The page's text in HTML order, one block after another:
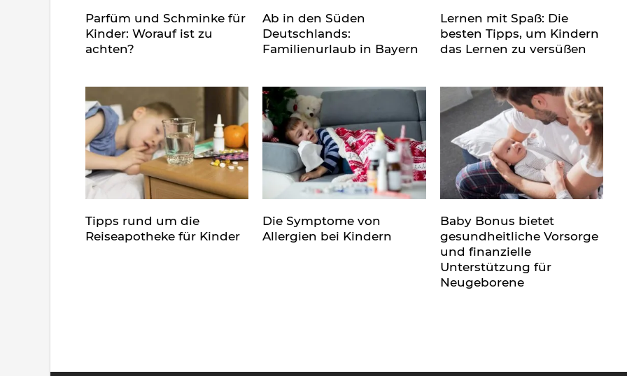
Parfüm und Schminke für
Kinder: Worauf ist zu
achten?
Ab in den Süden
Deutschlands:
Familienurlaub in Bayern
Lernen mit Spaß: Die
besten Tipps, um Kindern
das Lernen zu versüßen
Tipps rund um die
Reiseapotheke für Kinder
Die Symptome von
Allergien bei Kindern
Baby Bonus bietet
gesundheitliche Vorsorge
und finanzielle
Unterstützung für
Neugeborene